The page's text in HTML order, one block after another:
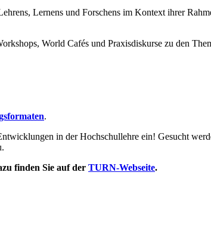
Lernens und Forschens im Kontext ihrer
World Cafés und Praxisdiskurse zu den
.
in der Hochschullehre ein! Gesucht
finden Sie auf der TURN-Webseite.